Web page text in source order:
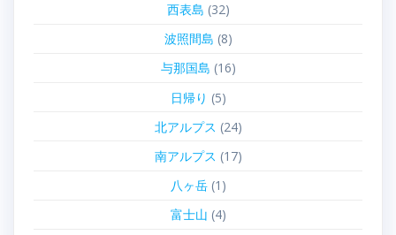
西表島 (32)
波照間島 (8)
与那国島 (16)
日帰り (5)
北アルプス (24)
南アルプス (17)
八ヶ岳(1)
富士山 (4)